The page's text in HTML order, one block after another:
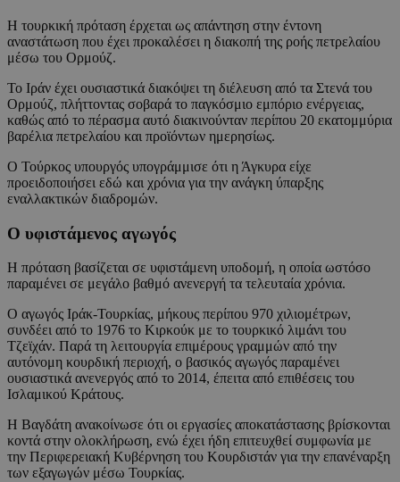
Η τουρκική πρόταση έρχεται ως απάντηση στην έντονη
αναστάτωση που έχει προκαλέσει η διακοπή της ροής πετρελαίου
μέσω του Ορμούζ.
Το Ιράν έχει ουσιαστικά διακόψει τη διέλευση από τα Στενά του
Ορμούζ, πλήττοντας σοβαρά το παγκόσμιο εμπόριο ενέργειας,
καθώς από το πέρασμα αυτό διακινούνταν περίπου 20 εκατομμύρια
βαρέλια πετρελαίου και προϊόντων ημερησίως.
Ο Τούρκος υπουργός υπογράμμισε ότι η Άγκυρα είχε
προειδοποιήσει εδώ και χρόνια για την ανάγκη ύπαρξης
εναλλακτικών διαδρομών.
Ο υφιστάμενος αγωγός
Η πρόταση βασίζεται σε υφιστάμενη υποδομή, η οποία ωστόσο
παραμένει σε μεγάλο βαθμό ανενεργή τα τελευταία χρόνια.
Ο αγωγός Ιράκ-Τουρκίας, μήκους περίπου 970 χιλιομέτρων,
συνδέει από το 1976 το Κιρκούκ με το τουρκικό λιμάνι του
Τζεϊχάν. Παρά τη λειτουργία επιμέρους γραμμών από την
αυτόνομη κουρδική περιοχή, ο βασικός αγωγός παραμένει
ουσιαστικά ανενεργός από το 2014, έπειτα από επιθέσεις του
Ισλαμικού Κράτους.
Η Βαγδάτη ανακοίνωσε ότι οι εργασίες αποκατάστασης βρίσκονται
κοντά στην ολοκλήρωση, ενώ έχει ήδη επιτευχθεί συμφωνία με
την Περιφερειακή Κυβέρνηση του Κουρδιστάν για την επανέναρξη
των εξαγωγών μέσω Τουρκίας.